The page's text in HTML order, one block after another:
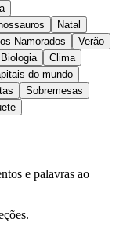
Natal
Namorados
Verão
Biologia
Clima
do mundo
Sobremesas
e palavras ao